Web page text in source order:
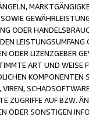
ODER
ODER LIZENZGEBER
ART UND
ZUGRIFFE AUF BZW.
ODER SONSTIGEN